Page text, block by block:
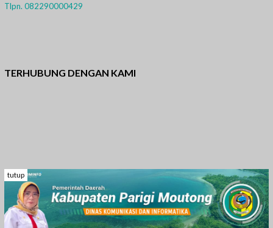
Tlpn. 082290000429
TERHUBUNG DENGAN KAMI
Copyright © 2021-2022 Beritakeren.com PT.MEDIA KEREN
TADULAKO
tutup